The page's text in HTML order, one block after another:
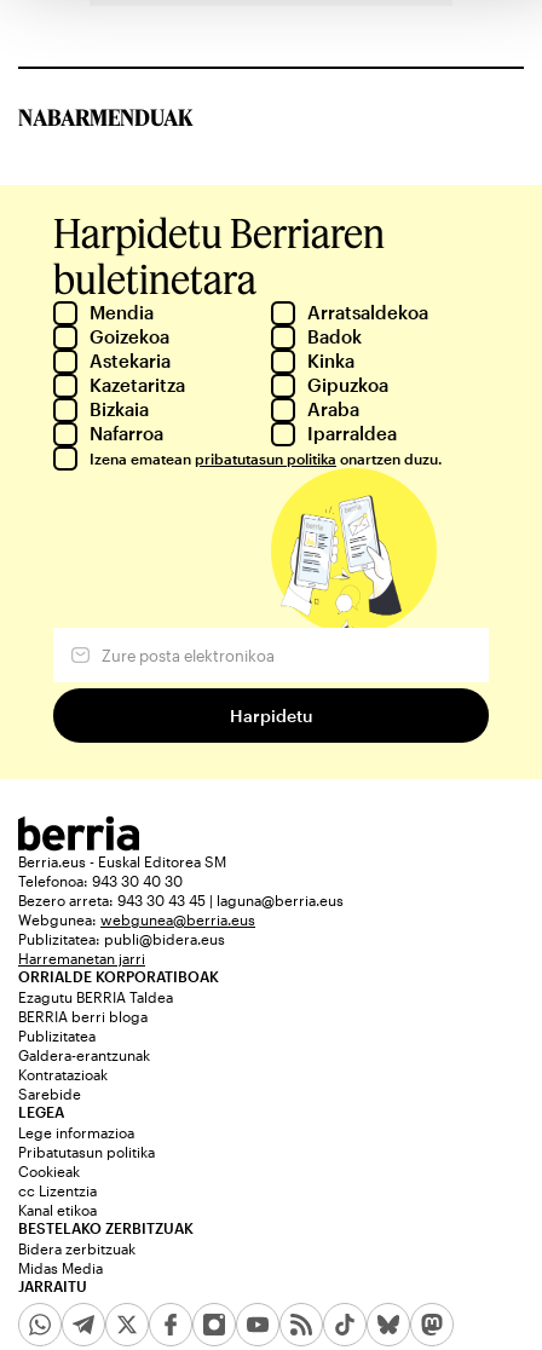
NABARMENDUAK
Harpidetu Berriaren
buletinetara
Mendia
Arratsaldekoa
Goizekoa
Badok
Astekaria
Kinka
Kazetaritza
Gipuzkoa
Bizkaia
Araba
Nafarroa
Iparraldea
Izena ematean pribatutasun politika onartzen duzu.
Berria.eus - Euskal Editorea SM
Telefonoa: 943 30 40 30
Bezero arreta: 943 30 43 45 | laguna@berria.eus
Webgunea: webgunea@berria.eus
Publizitatea: publi@bidera.eus
Harremanetan jarri
ORRIALDE KORPORATIBOAK
Ezagutu BERRIA Taldea
BERRIA berri bloga
Publizitatea
Galdera-erantzunak
Kontratazioak
Sarebide
JARRAITU
LEGEA
Lege informazioa
Pribatutasun politika
Cookieak
cc Lizentzia
Kanal etikoa
BESTELAKO ZERBITZUAK
Bidera zerbitzuak
Midas Media